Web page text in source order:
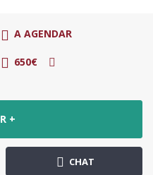
A AGENDAR
650€
+
CHAT